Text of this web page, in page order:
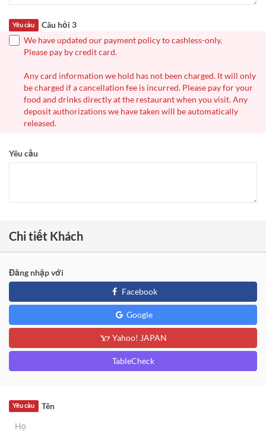
Câu hỏi 3
Yêu cầu
We have updated our payment policy to cashless-only.
Please pay by credit card.
Any card information we hold has not been charged. It will only
be charged if a cancellation fee is incurred. Please pay for your
food and drinks directly at the restaurant when you visit. Any
deposit authorizations we have taken will be automatically
released.
Yêu cầu
Chi tiết Khách
Đăng nhập với
Facebook
Google
Yahoo! JAPAN
TableCheck
Tên
Yêu cầu